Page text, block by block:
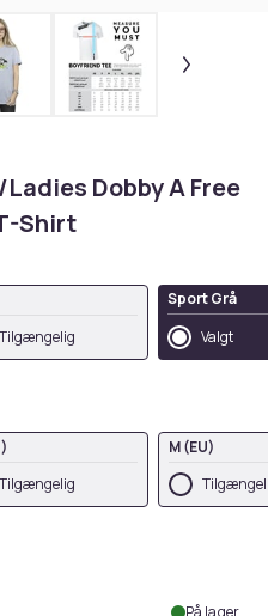
Dobby A Free
Shirt
Tilgængelig
Sport Grå
Valgt
Tilgængelig
M (EU)
På lager